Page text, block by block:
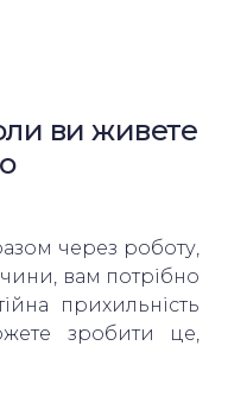
ви живете
через роботу,
вам потрібно
прихильність
зробити це,